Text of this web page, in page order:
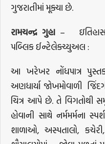
ગુજરાતીમાં મૂક્યા છે.
રામચન્દ્ર ગુહા–
પબ્લિક ઈન્ટેલેક્ચ્યુઅલ :
આ ખરેખર નોંધપાત્ર
અણધાર્યા જોખમોવાળી
ચિત્ર આપે છે. તે વિગતોથી
હોવાની સાથે નર્મમર્મના
શાળાઓ, અસ્પતાલો,